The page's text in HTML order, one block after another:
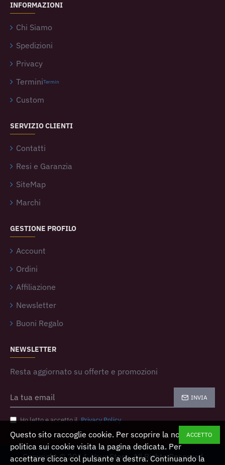
INFORMAZIONI
Chi Siamo
Spedizioni
Privacy
TerminiTermin
Custom
SERVIZIO CLIENTI
Contatti
Resi e Garanzia
SiteMap
Marchi
GESTIONE PROFILO
Account
Ordini
Affiliazione
Newsletter
Buoni Regalo
NEWSLETTER
Resta aggiornato su offerte e promozioni
INVIA
Ho letto e accetto ilPrivacy Policy
Copyright © 2014, Your Store, All Rights Reserved
ACCETTO
Questo sito raccoglie cookie. Per scoprire la nostra
politica sui cookie visita la pagina dedicata. Per
accettare clicca col pulsante a destra. Continuando la